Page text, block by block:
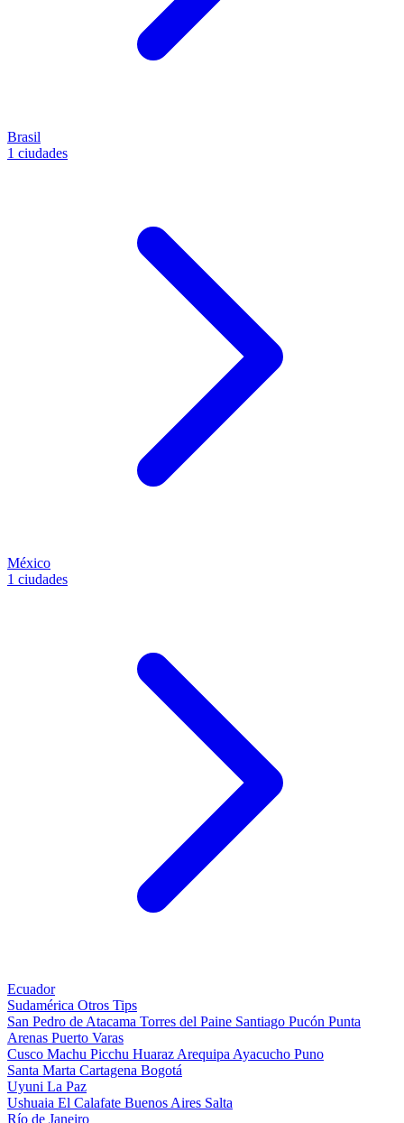
Brasil
1 ciudades
México
1 ciudades
Ecuador
Sudamérica Otros Tips
San Pedro de Atacama Torres del Paine Santiago Pucón Punta
Arenas Puerto Varas
Cusco Machu Picchu Huaraz Arequipa Ayacucho Puno
Santa Marta Cartagena Bogotá
Uyuni La Paz
Ushuaia El Calafate Buenos Aires Salta
Río de Janeiro